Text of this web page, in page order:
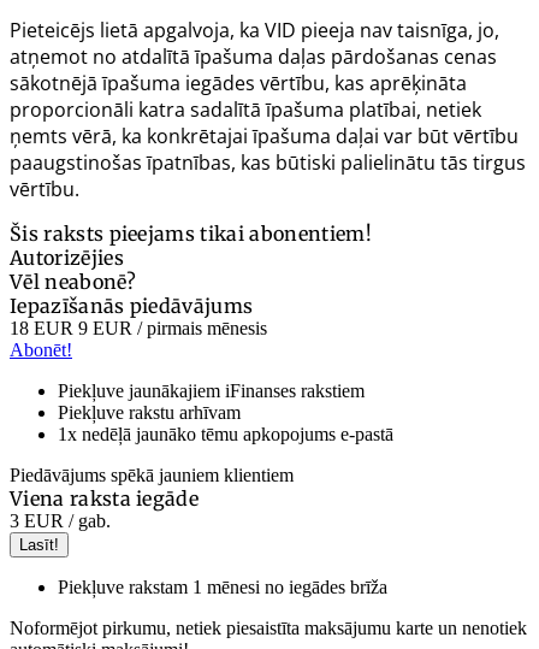
Pieteicējs lietā apgalvoja, ka VID pieeja nav taisnīga, jo,
atņemot no atdalītā īpašuma daļas pārdošanas cenas
sākotnējā īpašuma iegādes vērtību, kas aprēķināta
proporcionāli katra sadalītā īpašuma platībai, netiek
ņemts vērā, ka konkrētajai īpašuma daļai var būt vērtību
paaugstinošas īpatnības, kas būtiski palielinātu tās tirgus
vērtību.
Šis raksts pieejams tikai abonentiem!
Autorizējies
Vēl neabonē?
Iepazīšanās piedāvājums
18 EUR 9 EUR / pirmais mēnesis
Abonēt!
Piekļuve jaunākajiem iFinanses rakstiem
Piekļuve rakstu arhīvam
1x nedēļā jaunāko tēmu apkopojums e-pastā
Piedāvājums spēkā jauniem klientiem
Viena raksta iegāde
3 EUR / gab.
Lasīt!
Piekļuve rakstam 1 mēnesi no iegādes brīža
Noformējot pirkumu, netiek piesaistīta maksājumu karte un nenotiek